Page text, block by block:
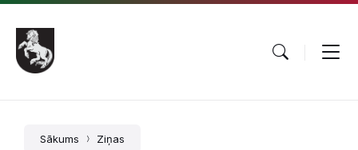
Pāriet
saturu
Skip
main
navigation
Skip
footer
Sākums Ziņas